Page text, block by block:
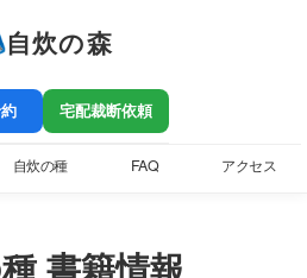
自炊の森
宅配裁断依頼
自炊の種 FAQ アクセス
書籍情報